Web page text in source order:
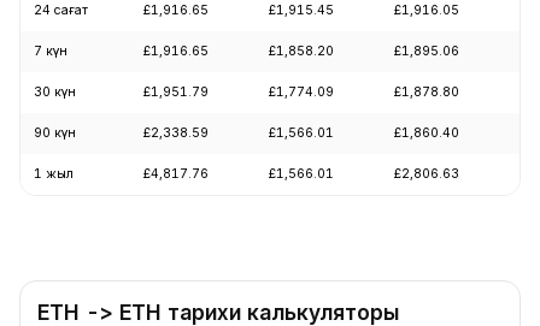
24 сағат £1,916.65 £1,915.45 £1,916.05
7 күн £1,916.65 £1,858.20 £1,895.06
30 күн £1,951.79 £1,774.09 £1,878.80
90 күн £2,338.59 £1,566.01 £1,860.40
1 жыл £4,817.76 £1,566.01 £2,806.63
ETH -> ETH тарихи калькуляторы